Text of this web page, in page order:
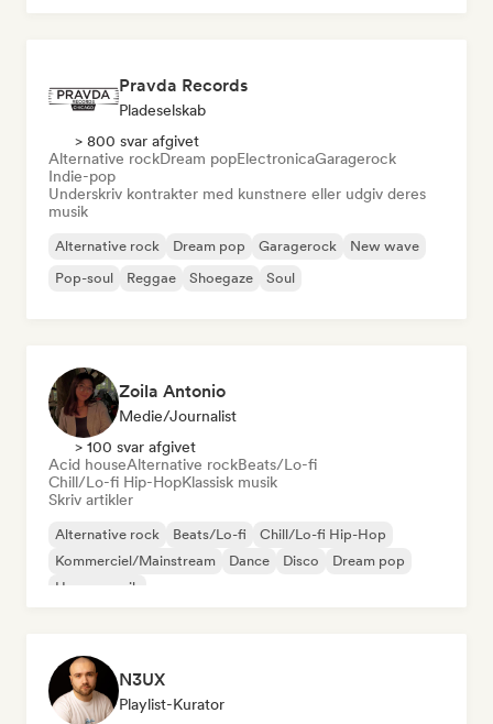
Pravda Records
Pladeselskab
> 800 svar afgivet
Alternative rockDream popElectronicaGaragerock
Indie-pop
Underskriv kontrakter med kunstnere eller udgiv deres
musik
Alternative rock Dream pop Garagerock
New wave
Pop-soul
Reggae Shoegaze Soul
Zoila Antonio
Medie/journalist
> 100 svar afgivet
Acid houseAlternative rockBeats/Lo-fi
Chill/Lo-fi Hip-HopKlassisk musik
Skriv artikler
Alternative rock Beats/Lo-fi
Chill/Lo-fi Hip-Hop
Kommerciel/Mainstream
Dance Disco
Dream pop
House-musik
N3UX
Playlist-Kurator